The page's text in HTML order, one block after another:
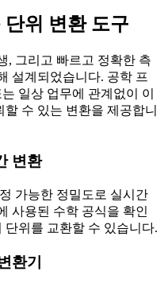
위 변환 도구
, 그리고 빠르고 정확한 측
설계되었습니다. 공학 프
일상 업무에 관계없이 이
수 있는 변환을 제공합니
변환
가능한 정밀도로 실시간
사용된 수학 공식을 확인
위를 교환할 수 있습니다.
환기